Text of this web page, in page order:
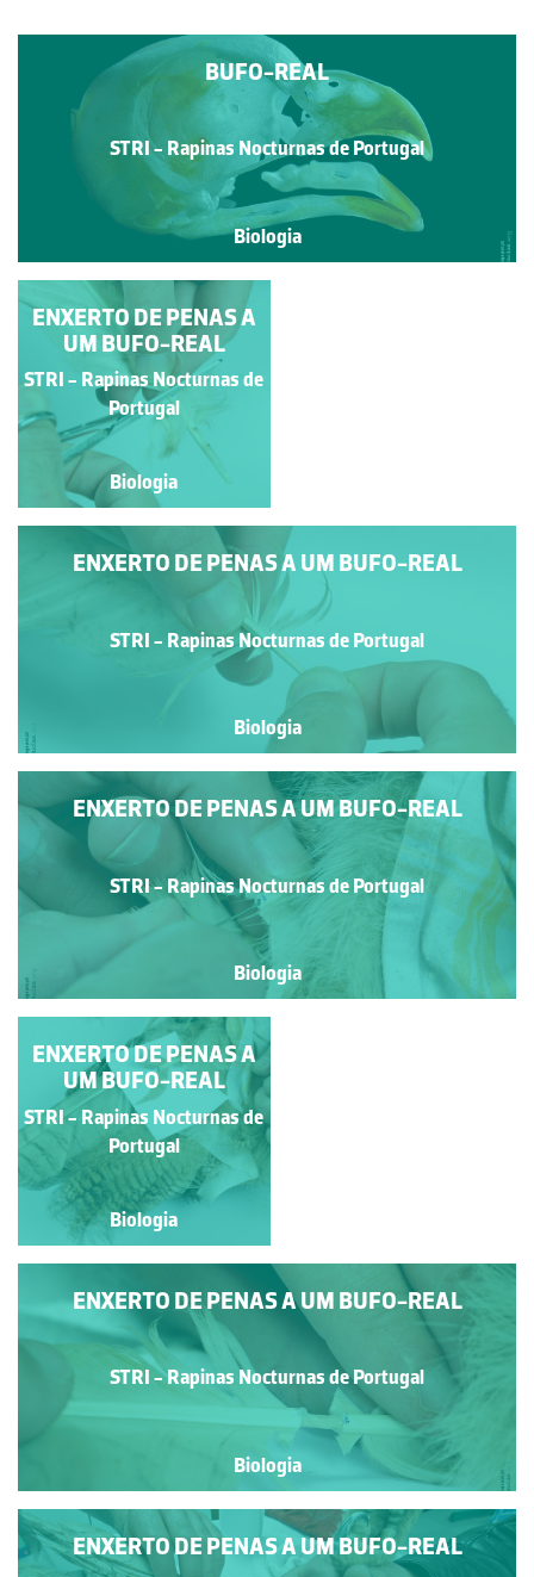
BUFO-REAL
STRI - Rapinas Nocturnas de Portugal
Biologia
ENXERTO DE PENAS A
UM BUFO-REAL
STRI - Rapinas Nocturnas
de Portugal
Biologia
ENXERTO DE PENAS A
UM BUFO-REAL
STRI - Rapinas Nocturnas de
Portugal
Biologia
ENXERTO DE PENAS A UM BUFO-REAL
STRI - Rapinas Nocturnas de Portugal
Biologia
ENXERTO DE PENAS A UM BUFO-REAL
STRI - Rapinas Nocturnas de Portugal
Biologia
ENXERTO DE PENAS A
UM BUFO-REAL
STRI - Rapinas Nocturnas
de Portugal
Biologia
ENXERTO DE PENAS A
UM BUFO-REAL
STRI - Rapinas Nocturnas de
Portugal
Biologia
ENXERTO DE PENAS A UM BUFO-REAL
STRI - Rapinas Nocturnas de Portugal
Biologia
ENXERTO DE PENAS A UM BUFO-REAL